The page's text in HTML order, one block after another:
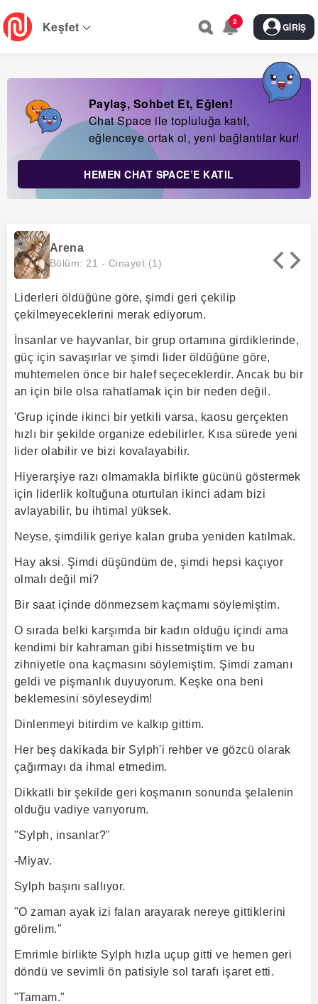
Skip
to
main
Keşfet 2 GIRIŞ
Paylaş, Sohbet Et, Eğlen!
Chat Space ile topluluğa katıl,
eğlenceye ortak ol, yeni bağlantılar kur!
HEMEN CHAT SPACE’E KATIL
Arena
Bölüm: 21 - Cinayet (1)
Liderleri öldüğüne göre, şimdi geri çekilip
çekilmeyeceklerini merak ediyorum.
İnsanlar ve hayvanlar, bir grup ortamına girdiklerinde,
güç için savaşırlar ve şimdi lider öldüğüne göre,
muhtemelen önce bir halef seçeceklerdir. Ancak bu bir
an için bile olsa rahatlamak için bir neden değil.
'Grup içinde ikinci bir yetkili varsa, kaosu gerçekten
hızlı bir şekilde organize edebilirler. Kısa sürede yeni
lider olabilir ve bizi kovalayabilir.
Hiyerarşiye razı olmamakla birlikte gücünü göstermek
için liderlik koltuğuna oturtulan ikinci adam bizi
avlayabilir, bu ihtimal yüksek.
Neyse, şimdilik geriye kalan gruba yeniden katılmak.
Hay aksi. Şimdi düşündüm de, şimdi hepsi kaçıyor
olmalı değil mi?
Bir saat içinde dönmezsem kaçmamı söylemiştim.
O sırada belki karşımda bir kadın olduğu içindi ama
kendimi bir kahraman gibi hissetmiştim ve bu
zihniyetle ona kaçmasını söylemiştim. Şimdi zamanı
geldi ve pişmanlık duyuyorum. Keşke ona beni
beklemesini söyleseydim!
Dinlenmeyi bitirdim ve kalkıp gittim.
Her beş dakikada bir Sylph'i rehber ve gözcü olarak
çağırmayı da ihmal etmedim.
Dikkatli bir şekilde geri koşmanın sonunda şelalenin
olduğu vadiye varıyorum.
"Sylph, insanlar?"
-Miyav.
Sylph başını sallıyor.
"O zaman ayak izi falan arayarak nereye gittiklerini
görelim."
Emrimle birlikte Sylph hızla uçup gitti ve hemen geri
döndü ve sevimli ön patisiyle sol tarafı işaret etti.
"Tamam."